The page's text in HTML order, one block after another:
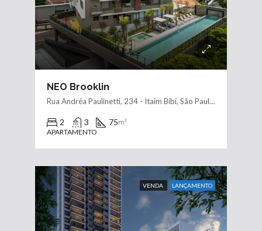
NEO Brooklin
Rua Andréa Paulinetti, 234 - Itaim Bibi, São Paulo - SP, 04707-051, Brasil
2 3 75m²
APARTAMENTO
VENDA LANÇAMENTO